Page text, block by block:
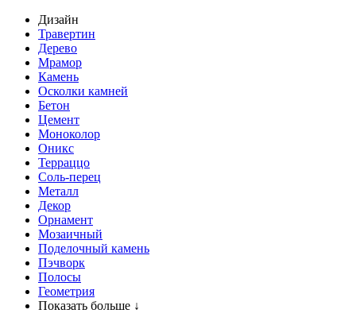
Дизайн
Травертин
Дерево
Мрамор
Камень
Осколки камней
Бетон
Цемент
Моноколор
Оникс
Терраццо
Соль-перец
Металл
Декор
Орнамент
Мозаичный
Поделочный камень
Пэчворк
Полосы
Геометрия
Показать больше ↓